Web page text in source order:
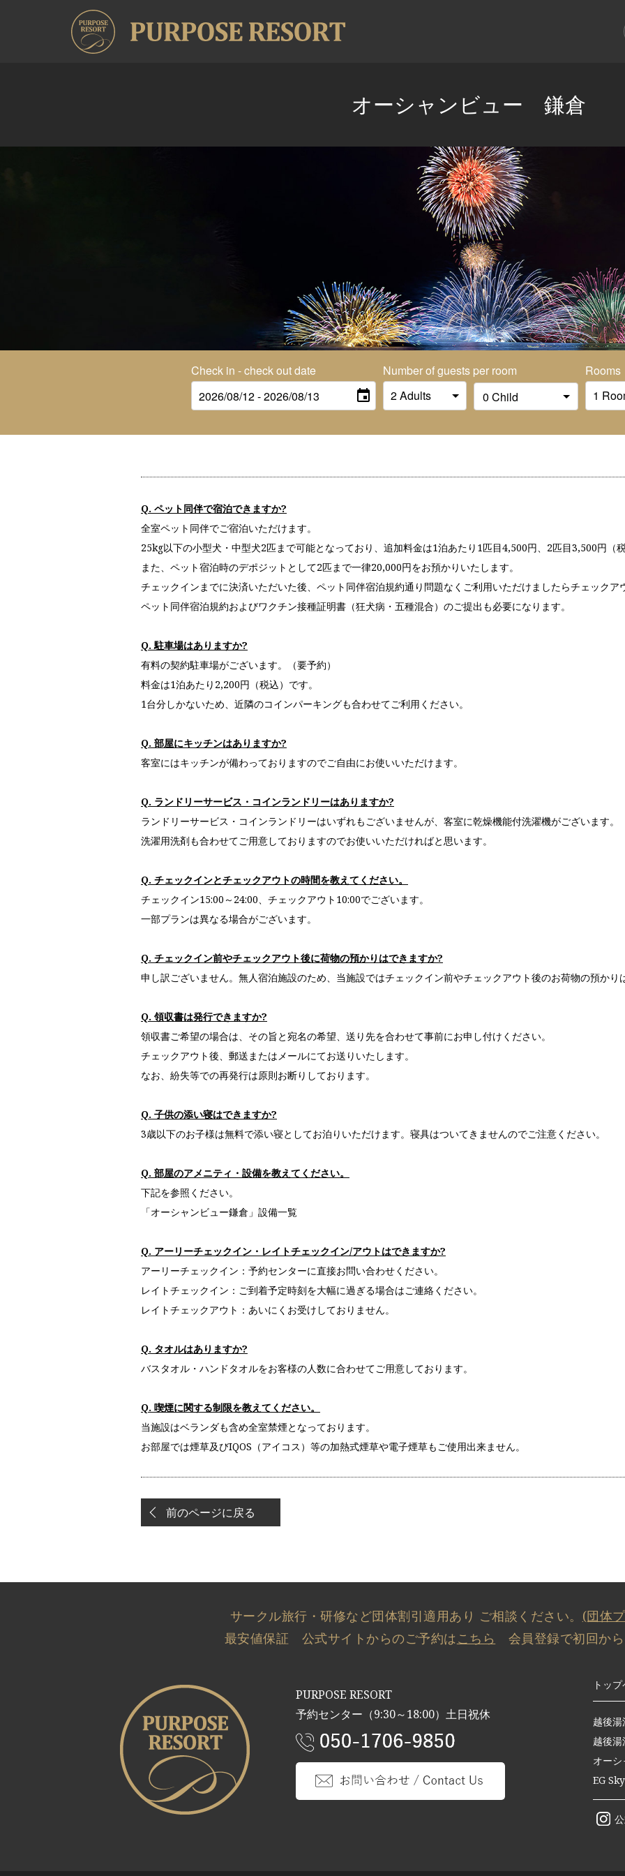
オーシャンビュー 鎌倉
Q. ペット同伴で宿泊できますか?
全室ペット同伴でご宿泊いただけます。
25kg以下の小型犬・中型犬2匹まで可能となっており、追加料金は1泊あたり1匹目4,500円、2匹目3,500円（税
また、ペット宿泊時のデポジットとして2匹まで一律20,000円をお預かりいたします。
チェックインまでに決済いただいた後、ペット同伴宿泊規約通り問題なくご利用いただけましたらチェックア
ペット同伴宿泊規約およびワクチン接種証明書（狂犬病・五種混合）のご提出も必要になります。
Q. 駐車場はありますか?
有料の契約駐車場がございます。（要予約）
料金は1泊あたり2,200円（税込）です。
1台分しかないため、近隣のコインパーキングも合わせてご利用ください。
Q. 部屋にキッチンはありますか?
客室にはキッチンが備わっておりますのでご自由にお使いいただけます。
Q. ランドリーサービス・コインランドリーはありますか?
ランドリーサービス・コインランドリーはいずれもございませんが、客室に乾燥機能付洗濯機がございます。
洗濯用洗剤も合わせてご用意しておりますのでお使いいただければと思います。
Q. チェックインとチェックアウトの時間を教えてください。
チェックイン15:00～24:00、チェックアウト10:00でございます。
一部プランは異なる場合がございます。
Q. チェックイン前やチェックアウト後に荷物の預かりはできますか?
申し訳ございません。無人宿泊施設のため、当施設ではチェックイン前やチェックアウト後のお荷物の預かり
Q. 領収書は発行できますか?
領収書ご希望の場合は、その旨と宛名の希望、送り先を合わせて事前にお申し付けください。
チェックアウト後、郵送またはメールにてお送りいたします。
なお、紛失等での再発行は原則お断りしております。
Q. 子供の添い寝はできますか?
3歳以下のお子様は無料で添い寝としてお泊りいただけます。寝具はついてきませんのでご注意ください。
Q. 部屋のアメニティ・設備を教えてください。
下記を参照ください。
「オーシャンビュー鎌倉」設備一覧
Q. アーリーチェックイン・レイトチェックイン/アウトはできますか?
アーリーチェックイン：予約センターに直接お問い合わせください。
レイトチェックイン：ご到着予定時刻を大幅に過ぎる場合はご連絡ください。
レイトチェックアウト：あいにくお受けしておりません。
Q. タオルはありますか?
バスタオル・ハンドタオルをお客様の人数に合わせてご用意しております。
Q. 喫煙に関する制限を教えてください。
当施設はベランダも含め全室禁煙となっております。
お部屋では煙草及びIQOS（アイコス）等の加熱式煙草や電子煙草もご使用出来ません。
前のページに戻る
Check in - check out date Number of guests per room
Rooms
サークル旅行・研修など団体割引適用あり ご相談ください。 (団体
最安値保証 公式サイトからのご予約はこちら 会員登録で初回か
PURPOSE RESORT
予約センター（9:30～18:00）土日祝休
トッ
越後
越後
オー
EG